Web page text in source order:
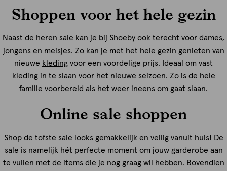
Shoppen voor het hele gezin
Naast de heren sale kan je bij Shoeby ook terecht voor dames,
jongens en meisjes. Zo kan je met het hele gezin genieten van
nieuwe kleding voor een voordelige prijs. Ideaal om vast
kleding in te slaan voor het nieuwe seizoen. Zo is de hele
familie voorbereid als het weer ineens om gaat slaan.
Online sale shoppen
Shop de tofste sale looks gemakkelijk en veilig vanuit huis! De
sale is namelijk hét perfecte moment om jouw garderobe aan
te vullen met de items die je nog graag wil hebben. Bovendien